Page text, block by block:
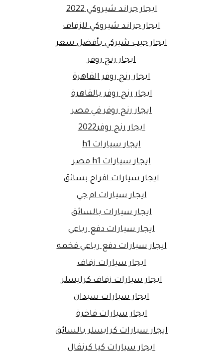
ايجار جراند شيروكي 2022
ايجار جراند شيروكي للزفاف
ايجار جيب شيركي بأفضل سعر
ايجار رنج روفر
ايجار رنج روفر القاهرة
ايجار رنج روفر بالقاهرة
ايجار رنج روفر في مصر
ايجار رنج روفر2022
ايجار سيارات h1
ايجار سيارات h1 مصر
ايجار سيارات افراح بسائق
ايجار سيارات ام جي
ايجار سيارات بالسائق
ايجار سيارات دفع رباعي
ايجار سيارات دفع رباعي فخمه
ايجار سيارات زفاف
ايجار سيارات زفاف كرايسلر
ايجار سيارات سيدان
ايجار سيارات فاخرة
ايجار سيارات كرايسلر بالسائق
ايجار سيارات كيا كرنفال